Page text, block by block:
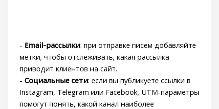
- Email-рассылки: при отправке писем добавляйте
метки, чтобы отслеживать, какая рассылка
приводит клиентов на сайт.
- Социальные сети: если вы публикуете ссылки в
Instagram, Telegram или Facebook, UTM-параметры
помогут понять, какой канал наиболее